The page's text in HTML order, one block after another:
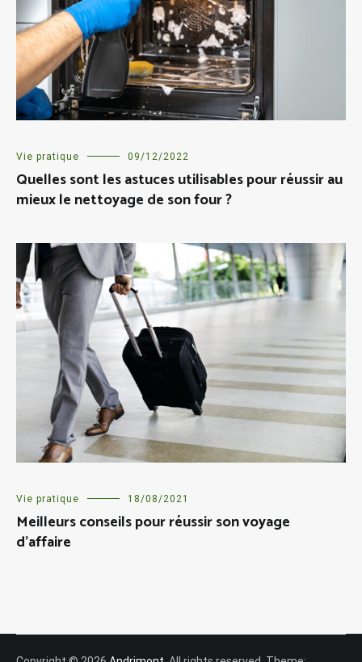
Vie pratique 09/12/2022
Quelles sont les astuces utilisables pour réussir au
mieux le nettoyage de son four ?
Vie pratique 18/08/2021
Meilleurs conseils pour réussir son voyage
d’affaire